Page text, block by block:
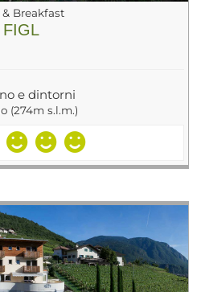
& Breakfast
FIGL
e dintorni
(274m s.l.m.)